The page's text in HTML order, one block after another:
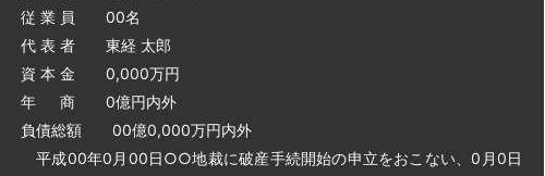
従 業 員 00名
代 表 者 東経 太郎
資 本 金 0,000万円
年 商 0億円内外
負債総額 00億0,000万円内外
平成00年0月00日○○地裁に破産手続開始の申立をおこない、0月0日